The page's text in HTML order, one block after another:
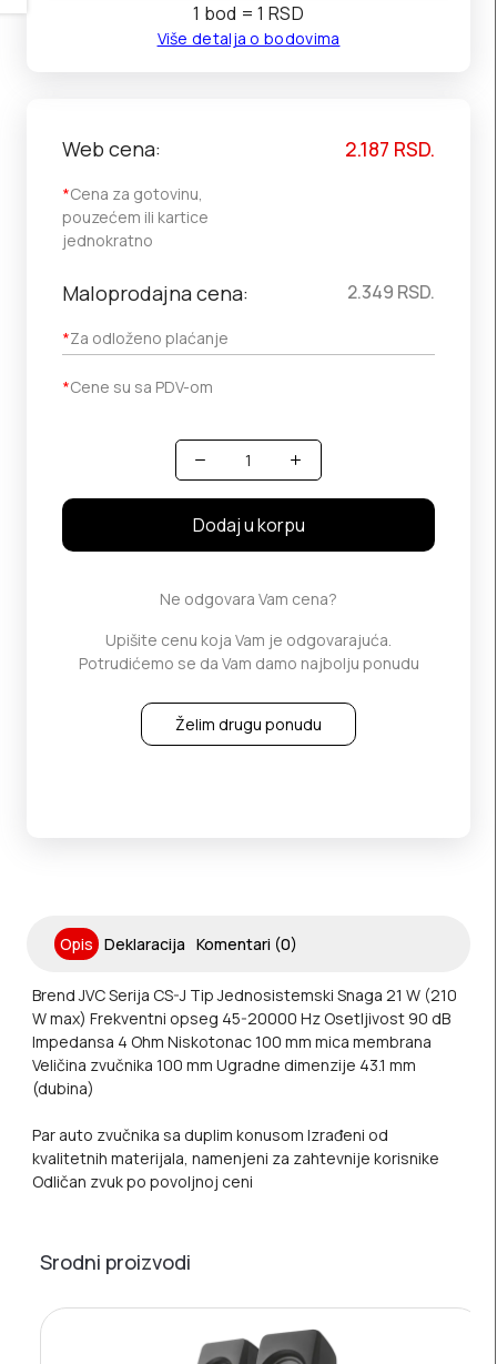
1 bod = 1 RSD
Više detalja o bodovima
Web cena:
*Cena za gotovinu,
pouzećem ili kartice
jednokratno
2.187 RSD.
Maloprodajna cena:
*Za odloženo plaćanje
2.349 RSD.
*Cene su sa PDV-om
Količina
Dodaj u korpu
Ne odgovara Vam cena?
Upišite cenu koja Vam je odgovarajuća.
Potrudićemo se da Vam damo najbolju ponudu
Želim drugu ponudu
Opis Deklaracija Komentari (0)
Brend JVCSerija CS-J Tip Jednosistemski Snaga 21 W (210
W max) Frekventni opseg 45-20000 Hz Osetljivost 90 dB
Impedansa 4 Ohm Niskotonac 100 mm mica membrana
Veličina zvučnika 100 mm Ugradne dimenzije 43.1 mm
(dubina)
Par auto zvučnika sa duplim konusom Izrađeni od
kvalitetnih materijala, namenjeni za zahtevnije korisnike
Odličan zvuk po povoljnoj ceni
Srodni proizvodi